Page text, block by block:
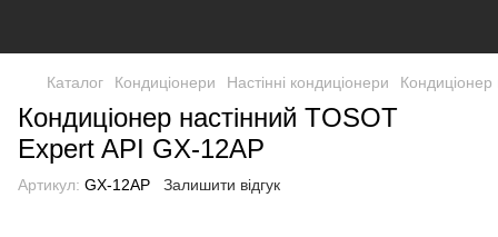
Каталог Кондиціонери Настінні кондиціонери
Кондиціонер настінний TOSOT
Expert API GX-12AP
Артикул: GX-12AP Залишити відгук